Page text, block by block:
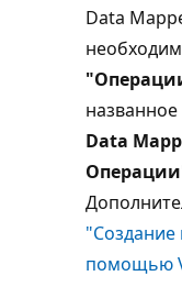
Data
названное
Data
"Создание
помощью